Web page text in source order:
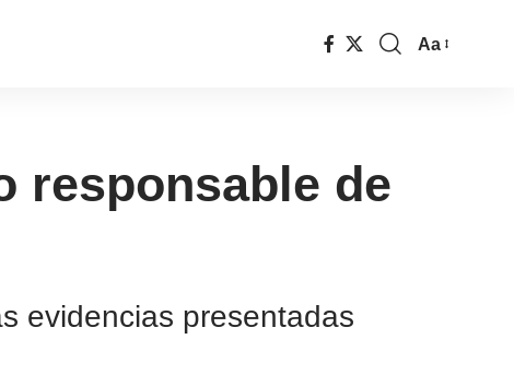
Aa
responsable de
evidencias presentadas